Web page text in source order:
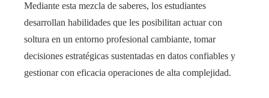
Mediante esta mezcla de saberes, los estudiantes
desarrollan habilidades que les posibilitan actuar con
soltura en un entorno profesional cambiante, tomar
decisiones estratégicas sustentadas en datos confiables y
gestionar con eficacia operaciones de alta complejidad.